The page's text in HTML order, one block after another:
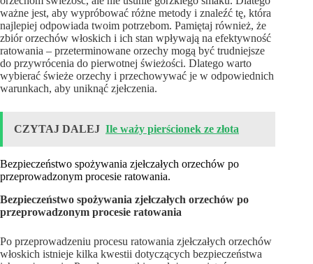
ważne jest, aby wypróbować różne metody i znaleźć tę, która
najlepiej odpowiada twoim potrzebom. Pamiętaj również, że
zbiór orzechów włoskich i ich stan wpływają na efektywność
ratowania – przeterminowane orzechy mogą być trudniejsze
do przywrócenia do pierwotnej świeżości. Dlatego warto
wybierać świeże orzechy i przechowywać je w odpowiednich
warunkach, aby uniknąć zjełczenia.
CZYTAJ DALEJ Ile waży pierścionek ze złota
Bezpieczeństwo spożywania zjełczałych orzechów po
przeprowadzonym procesie ratowania.
Bezpieczeństwo spożywania zjełczałych orzechów po
przeprowadzonym procesie ratowania
Po przeprowadzeniu procesu ratowania zjełczałych orzechów
włoskich istnieje kilka kwestii dotyczących bezpieczeństwa